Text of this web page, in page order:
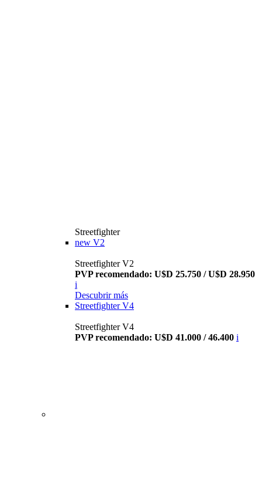
Streetfighter
new V2
Streetfighter V2
PVP recomendado: U$D 25.750 / U$D 28.950
i
Descubrir más
Streetfighter V4
Streetfighter V4
PVP recomendado: U$D 41.000 / 46.400 i